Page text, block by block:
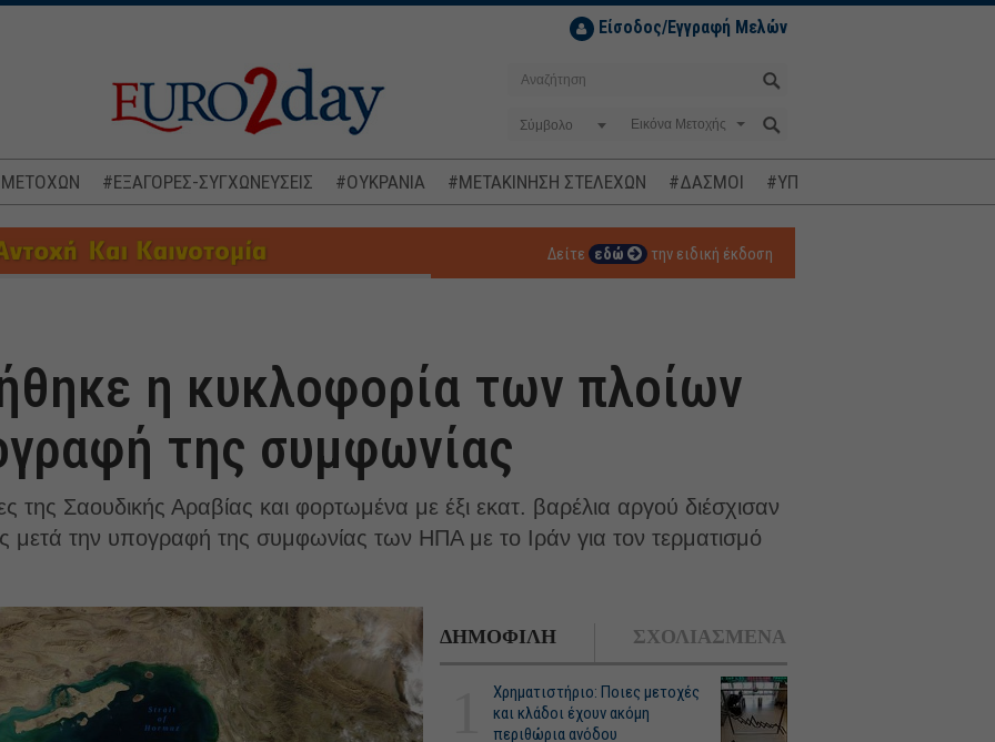
Είσοδος/Εγγραφή Μελών
Σύμβολο
ΜΕΤΟΧΩΝ #ΕΞΑΓΟΡΕΣ-ΣΥΓΧΩΝΕΥΣΕΙΣ #ΟΥΚΡΑΝΙΑ #ΜΕΤΑΚΙΝΗΣΗ ΣΤΕΛΕΧΩΝ #ΔΑΣΜΟΙ #ΥΠΟΚΛΟΠΕΣ
Δείτε εδώ την ειδική έκδοση
η κυκλοφορία των πλοίων
της συμφωνίας
της Σαουδικής Αραβίας και φορτωμένα με έξι εκατ. βαρέλια αργού διέσχισαν
μετά την υπογραφή της συμφωνίας των ΗΠΑ με το Ιράν για τον τερματισμό
ΔΗΜΟΦΙΛΗ ΣΧΟΛΙΑΣΜΕΝΑ
Χρηματιστήριο: Ποιες μετοχές
και κλάδοι έχουν ακόμη
περιθώρια ανόδου